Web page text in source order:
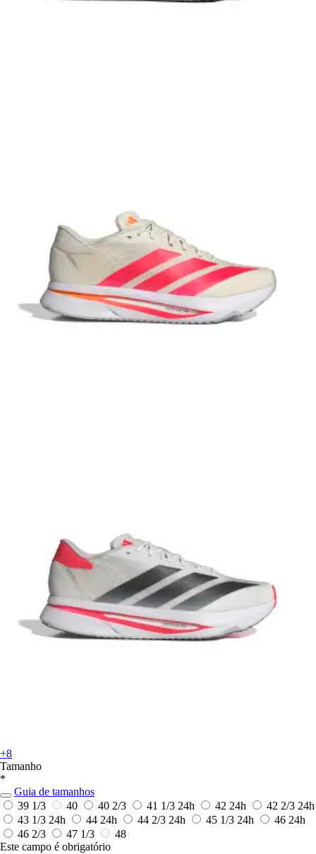
+8
Tamanho
*
Guia de tamanhos
39 1/3
40 40 2/3 41 1/3 24h 42 24h 42 2/3 24h
43 1/3 24h 44 24h 44 2/3 24h 45 1/3 24h 46 24h
46 2/3
47 1/3
48
Este campo é obrigatório